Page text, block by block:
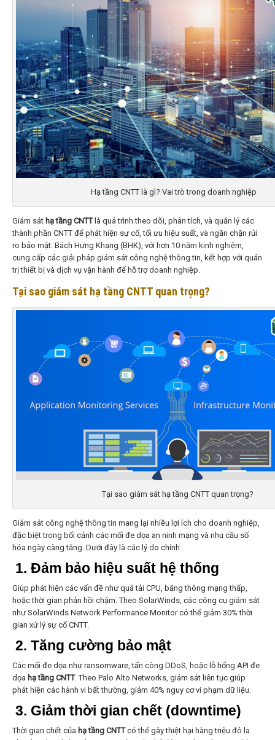
Hạ tầng CNTT là gì? Vai trò trong doanh nghiệp
Giám sát hạ tầng CNTTlà quá trình theo dõi, phân tích, và quản lý các
thành phần CNTT để phát hiện sự cố, tối ưu hiệu suất, và ngăn chặn rủi
ro bảo mật. Bách Hưng Khang (BHK), với hơn 10 năm kinh nghiệm,
cung cấp các giải pháp giám sát công nghệ thông tin , kết hợp với quản
trị thiết bị và dịch vụ vận hành để hỗ trợ doanh nghiệp.
Tại sao giám sát hạ tầng CNTT quan trọng?
Tại sao giám sát hạ tầng CNTT quan trọng?
Giám sát công nghệ thông tin mang lại nhiều lợi ích cho doanh nghiệp,
đặc biệt trong bối cảnh các mối đe dọa an ninh mạng và nhu cầu số
hóa ngày càng tăng. Dưới đây là các lý do chính:
1. Đảm bảo hiệu suất hệ thống
Giúp phát hiện các vấn đề như quá tải CPU, băng thông mạng thấp,
hoặc thời gian phản hồi chậm. Theo SolarWinds, các công cụ giám sát
như SolarWinds Network Performance Monitor có thể giảm 30% thời
gian xử lý sự cố CNTT.
2. Tăng cường bảo mật
Các mối đe dọa như ransomware, tấn công DDoS, hoặc lỗ hổng API đe
dọa hạ tầng CNTT. Theo Palo Alto Networks, giám sát liên tục giúp
phát hiện các hành vi bất thường, giảm 40% nguy cơ vi phạm dữ liệu.
3. Giảm thời gian chết (downtime)
Thời gian chết của hạ tầng CNTTcó thể gây thiệt hại hàng triệu đô la